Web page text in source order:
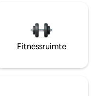
Fitnessruimte